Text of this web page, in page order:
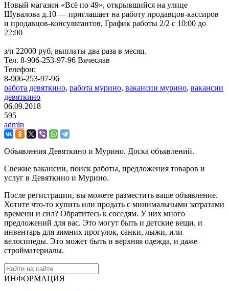
Новый магазин «Всё по 49», открывшийся на улице
Шувалова д.10 — приглашает на работу продавцов-кассиров
и продавцов-консультантов, График работы 2/2 с 10:00 до
22:00
з/п 22000 руб, выплаты два раза в месяц.
Тел. 8-906-253-97-96 Вячеслав
Телефон:
8-906-253-97-96
работа девяткино, работа мурино, вакансии мурино, вакансии
девяткино
06.09.2018
595
admin
Объявления Девяткино и Мурино. Доска объявлений.
Свежие вакансии, поиск работы, предложения товаров и
услуг в Девяткино и Мурино.
После регистрации, вы можете разместить ваше объявление.
Хотите что-то купить или продать с минимальными затратами
времени и сил? Обратитесь к соседям. У них много
предложений для вас. Это могут быть и детские вещи, и
инвентарь для зимних прогулок, санки, лыжи, или
велосипеды. Это может быть и верхняя одежда, и даже
стройматериалы.
ИНФОРМАЦИЯ